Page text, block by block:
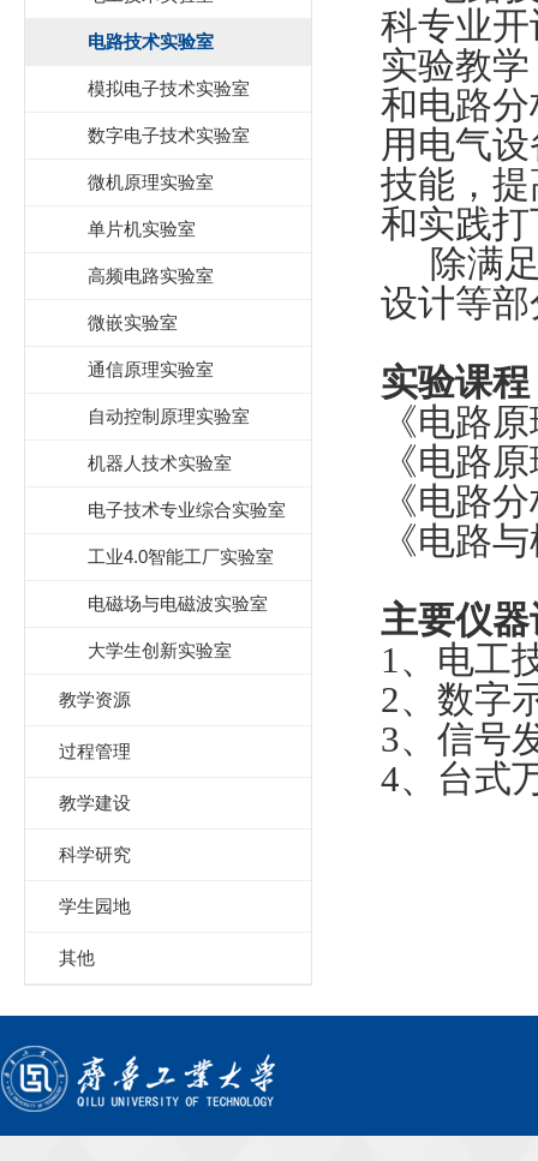
电路技术实验室
模拟电子技术实验室
数字电子技术实验室
微机原理实验室
单片机实验室
高频电路实验室
微嵌实验室
通信原理实验室
自动控制原理实验室
机器人技术实验室
电子技术专业综合实验室
工业4.0智能工厂实验室
电磁场与电磁波实验室
大学生创新实验室
教学资源
过程管理
教学建设
科学研究
学生园地
其他
科专业
实验教
和电路
用电气
技能，
和实践
除满
设计等
实验课程
《电路
《电路
《电路
《电路
主要仪
1、电工
2、数字
3、信号
4、台式